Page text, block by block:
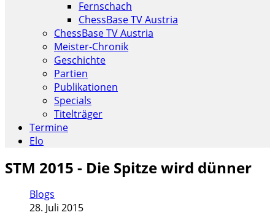
Fernschach
ChessBase TV Austria
ChessBase TV Austria
Meister-Chronik
Geschichte
Partien
Publikationen
Specials
Titelträger
Termine
Elo
STM 2015 - Die Spitze wird dünner
Blogs
28. Juli 2015